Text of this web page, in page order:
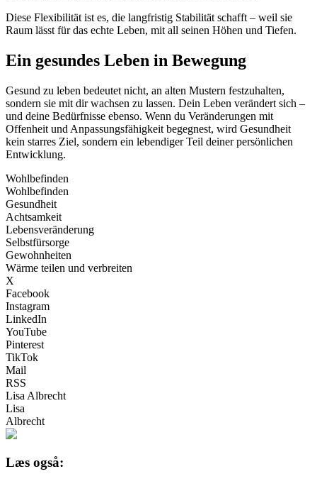
Diese Flexibilität ist es, die langfristig Stabilität schafft – weil sie
Raum lässt für das echte Leben, mit all seinen Höhen und Tiefen.
Ein gesundes Leben in Bewegung
Gesund zu leben bedeutet nicht, an alten Mustern festzuhalten,
sondern sie mit dir wachsen zu lassen. Dein Leben verändert sich –
und deine Bedürfnisse ebenso. Wenn du Veränderungen mit
Offenheit und Anpassungsfähigkeit begegnest, wird Gesundheit
kein starres Ziel, sondern ein lebendiger Teil deiner persönlichen
Entwicklung.
Wohlbefinden
Wohlbefinden
Gesundheit
Achtsamkeit
Lebensveränderung
Selbstfürsorge
Gewohnheiten
Wärme teilen und verbreiten
X
Facebook
Instagram
LinkedIn
YouTube
Pinterest
TikTok
Mail
RSS
Lisa Albrecht
Lisa
Albrecht
Læs også: